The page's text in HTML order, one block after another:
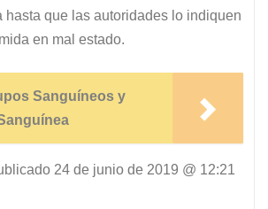
hasta que las autoridades lo indiquen
en mal estado.
Sanguíneos y
24 de junio de 2019 @ 12:21